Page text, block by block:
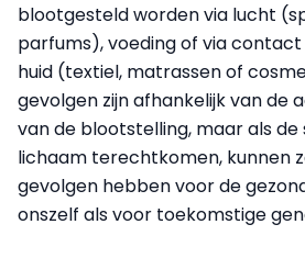
blootgesteld worden via lucht
parfums), voeding of via
huid (textiel, matrassen of
gevolgen zijn afhankelijk van de
van de blootstelling, maar als de
lichaam terechtkomen, kunnen
gevolgen hebben voor de
onszelf als voor toekomstige